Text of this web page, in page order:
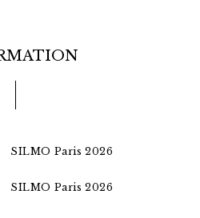
SILMO Paris 2026
SILMO Paris 2026